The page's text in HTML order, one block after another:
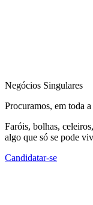
Negócios Singulares
Procuramos, em toda
Faróis, bolhas,
algo que só se pode
Candidatar-se